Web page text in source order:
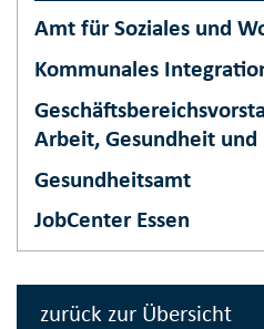
Amt für Soziales und
Kommunales
Arbeit, Gesundheit
Gesundheitsamt
JobCenter Essen
zurück zur Übersicht